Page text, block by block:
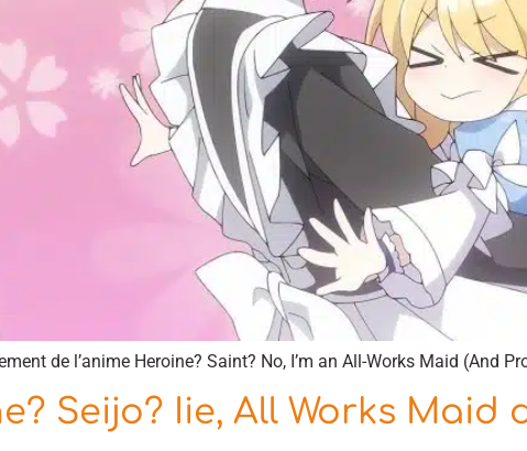
de l’anime Heroine? Saint? No, I’m an All-Works Maid (And
Seijo? Iie, All Works Maid